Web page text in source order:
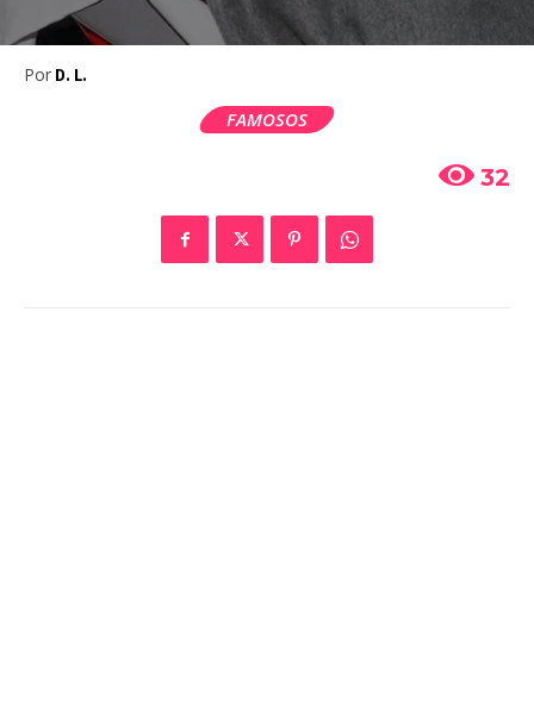
Por D. L.
FAMOSOS
32